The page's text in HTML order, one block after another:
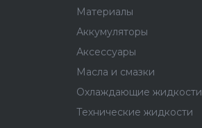
Материалы
Аккумуляторы
Аксессуары
Масла и смазки
Охлаждающие жидкости
Технические жидкости